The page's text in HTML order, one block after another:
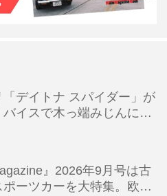
「デイトナ スパイダー」が
イスで木っ端みじんにな
』2026年9月号は古
ーツカーを大特集。欧州